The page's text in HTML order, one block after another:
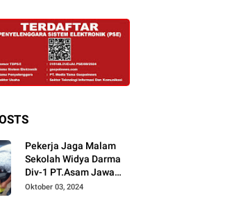
Pekerja Jaga Malam
Sekolah Widya Darma
Div-1 PT.Asam Jawa
Todongkan Senpi
Oktober 03, 2024